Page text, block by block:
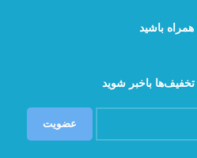
همراه باشید
تخفیف‌ها باخبر شوید